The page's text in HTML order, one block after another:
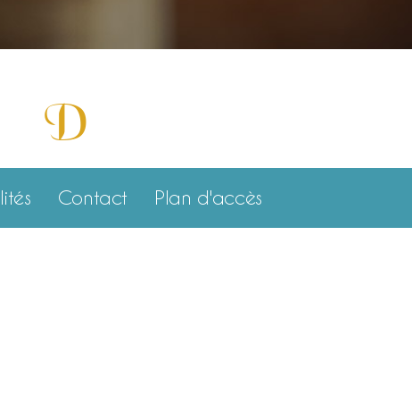
etD
Contact Plan d'accès